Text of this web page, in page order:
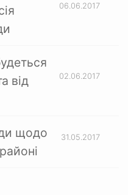
06.06.2017
від
02.06.2017
щодо
31.05.2017